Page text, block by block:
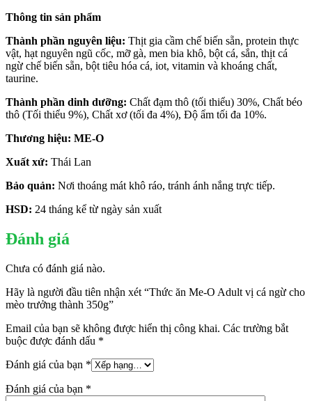
Thông tin sản phẩm
Thành phần nguyên liệu: Thịt gia cầm chế biến sẵn, protein thực
vật, hạt nguyên ngũ cốc, mỡ gà, men bia khô, bột cá, sắn, thịt cá
ngừ chế biến sẵn, bột tiêu hóa cá, iot, vitamin và khoáng chất,
taurine.
Thành phần dinh dưỡng: Chất đạm thô (tối thiểu) 30%, Chất béo
thô (Tối thiểu 9%), Chất xơ (tối đa 4%), Độ ẩm tối đa 10%.
Thương hiệu: ME-O
Xuất xứ: Thái Lan
Bảo quản: Nơi thoáng mát khô ráo, tránh ánh nắng trực tiếp.
HSD: 24 tháng kể từ ngày sản xuất
Đánh giá
Chưa có đánh giá nào.
Hãy là người đầu tiên nhận xét “Thức ăn Me-O Adult vị cá ngừ cho
mèo trưởng thành 350g”
Email của bạn sẽ không được hiển thị công khai. Các trường bắt
buộc được đánh dấu *
Đánh giá của bạn *
Đánh giá của bạn *